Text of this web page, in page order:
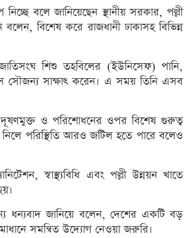
বলে জানিয়েছেন স্থানীয় সরকার, পল্লী
বিশেষ করে রাজধানী ঢাকাসহ বিভিন্ন
শিশু তহবিলের (ইউনিসেফ) পানি,
সৌজন্য সাক্ষাৎ করেন। এ সময় তিনি এসব
দূষণমুক্ত ও পরিশোধনের ওপর বিশেষ গুরুত্ব
পরিস্থিতি আরও জটিল হতে পারে বলেও
স্বাস্থ্যবিধি এবং পল্লী উন্নয়ন খাতে
ধন্যবাদ জানিয়ে বলেন, দেশের একটি বড়
সমন্বিত উদ্যোগ নেওয়া জরুরি।